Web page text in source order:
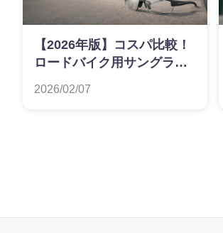
【2026年版】コスパ比較！
ロードバイク用サングラス
2026/02/07